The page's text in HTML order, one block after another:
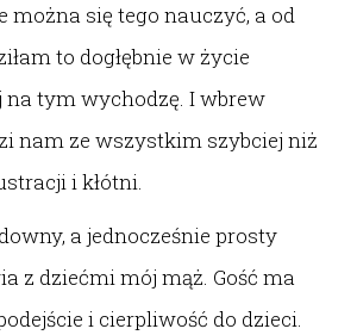
można się tego nauczyć, a od
to dogłębnie w życie
na tym wychodzę. I wbrew
nam ze wszystkim szybciej niż
i kłótni.
a jednocześnie prosty
z dziećmi mój mąż. Gość ma
i cierpliwość do dzieci.